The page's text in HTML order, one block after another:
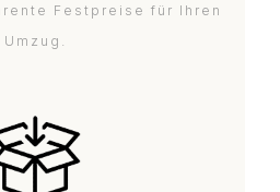
Festpreise für Ihren
Umzug.